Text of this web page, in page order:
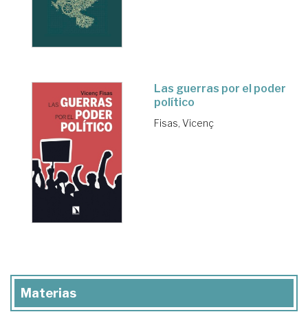
Las guerras por el poder
político
Fisas, Vicenç
Materias